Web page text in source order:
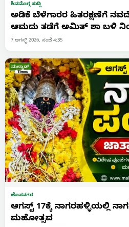
ಶಿವಮೊಗ್ಗ ಸುದ್ದಿ
ಅಡಿಕೆ ಬೆಳೆಗಾರರ ಹಿತರಕ್ಷಣೆಗೆ
ಆಮದು ತಡೆಗೆ ಅಮಿತ್ ಶಾ ಬಳಿ
7 ಆಗಸ್ಟ್ 2026, ಸಂಜೆ 4:35
ಹೊಸನಗರ
ಆಗಸ್ಟ್ 17ಕ್ಕೆ ನಾಗರಹಳ್ಳಿಯಲ್ಲಿ
ಮಹೋತ್ಸವ